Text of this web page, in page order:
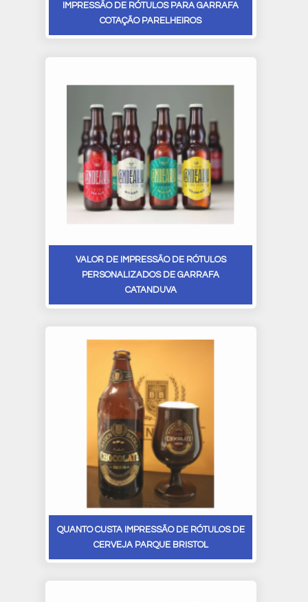
IMPRESSÃO DE RÓTULOS PARA GARRAFA
COTAÇÃO PARELHEIROS
VALOR DE IMPRESSÃO DE RÓTULOS
PERSONALIZADOS DE GARRAFA
CATANDUVA
QUANTO CUSTA IMPRESSÃO DE RÓTULOS DE
CERVEJA PARQUE BRISTOL